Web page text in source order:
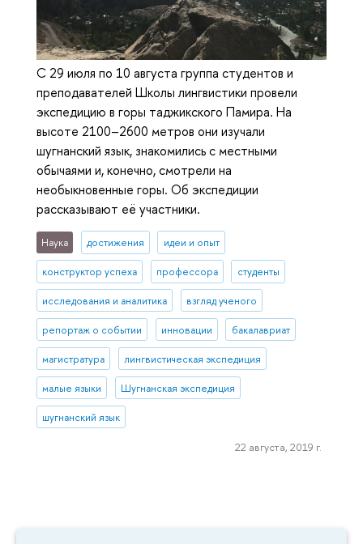
С 29 июля по 10 августа группа студентов и
преподавателей Школы лингвистики провели
экспедицию в горы таджикского Памира. На
высоте 2100–2600 метров они изучали
шугнанский язык, знакомились с местными
обычаями и, конечно, смотрели на
необыкновенные горы. Об экспедиции
рассказывают её участники.
Наука достижения идеи и опыт
конструктор успеха профессора студенты
исследования и аналитика взгляд ученого
репортаж о событии инновации бакалавриат
магистратура лингвистическая экспедиция
малые языки Шугнанская экспедиция
шугнанский язык
22 августа, 2019 г.